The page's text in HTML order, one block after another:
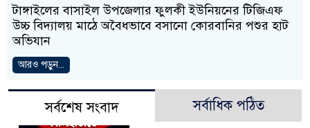
টাঙ্গাইলের বাসাইল উপজেলার ফুলকী ইউনিয়নের টিজিএফ
উচ্চ বিদ্যালয় মাঠে অবৈধভাবে বসানো কোরবানির পশুর হাট
অভিযান
আরও পড়ুন...
সর্বশেষ সংবাদ সর্বাধিক পঠিত